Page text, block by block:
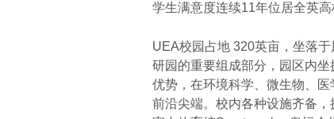
学生满意度连续11年位居全英高
UEA校园占地 320英亩，坐落
研园的重要组成部分，园区内
优势，在环境科学、微生物、
前沿尖端。校内各种设施齐备